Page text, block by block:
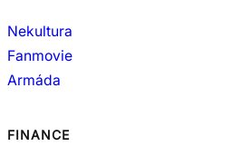
Nekultura
Fanmovie
Armáda
FINANCE